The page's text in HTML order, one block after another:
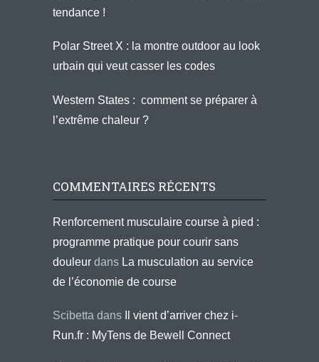
tendance !
Polar Street X : la montre outdoor au look
urbain qui veut casser les codes
Western States : comment se préparer à
l’extrême chaleur ?
COMMENTAIRES RÉCENTS
Renforcement musculaire course à pied :
programme pratique pour courir sans
douleur dans La musculation au service
de l’économie de course
Scibetta dans
Il vient d’arriver chez i-
Run.fr : MyTens de Bewell Connect